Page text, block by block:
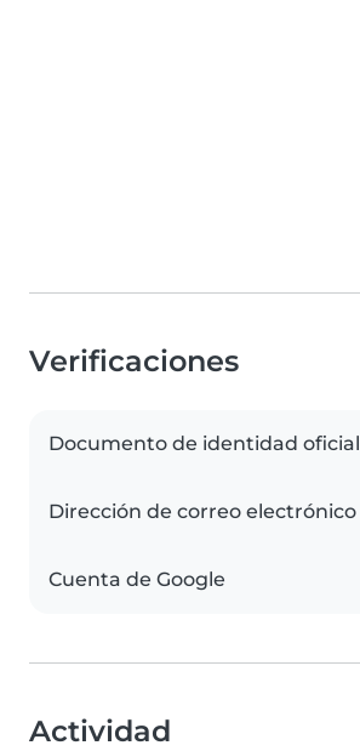
Verificaciones
Documento de identidad oficial
Dirección de correo electrónico
Cuenta de Google
Actividad